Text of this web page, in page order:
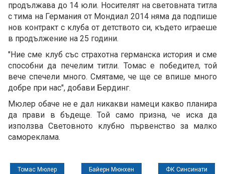
продължава до 14 юли. Носителят на световната титла
с тима на Германия от Мондиал 2014 няма да подпише
нов контракт с клуба от детството си, където играеше
в продължение на 25 години.
"Ние сме клуб със страхотна германска история и сме
способни да печелим титли. Томас е победител, той
вече спечели много. Смятаме, че ще се впише много
добре при нас", добави Бердинг.
Мюлер обаче не е дал никакви намеци какво планира
да прави в бъдеще. Той само призна, че иска да
използва Световното клубно първенство за малко
самореклама.
Томас Мюлер Байерн Мюнхен ФК Синсинати